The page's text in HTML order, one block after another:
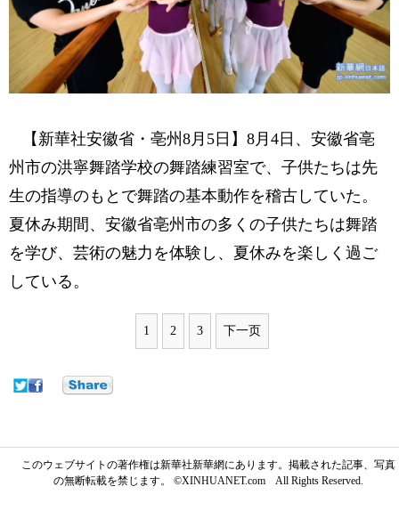
【新華社安徽省・亳州8月5日】8月4日、安徽省亳
州市の洪寧舞踏学校の舞踏練習室で、子供たちは先
生の指導のもとで舞踏の基本動作を稽古していた。
夏休み期間、安徽省亳州市の多くの子供たちは舞踏
を学び、芸術の魅力を体験し、夏休みを楽しく過ご
している。
1 2 3 下一页
このウェブサイトの著作権は新華社新華網にあります。掲載された記事、写真
の無断転載を禁じます。 ©XINHUANET.com All Rights Reserved.